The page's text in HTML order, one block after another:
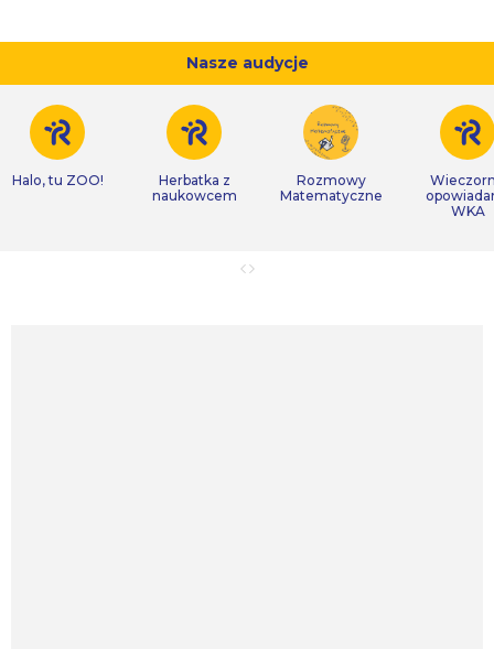
Nasze audycje
Halo, tu ZOO!
Herbatka z
naukowcem
Rozmowy
Matematyczne
WKA